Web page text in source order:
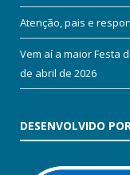
Atenção, pais e
Vem aí a maior Festa
de abril de 2026
DESENVOLVIDO